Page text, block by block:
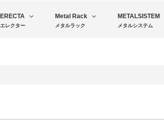
ERECTA
エレクター
Metal Rack
メタルラック
METALSISTEM
メタルシステム